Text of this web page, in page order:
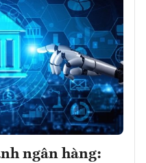
ngân hàng: